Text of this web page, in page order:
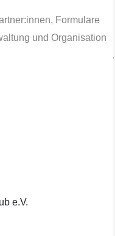
Formulare
und Organisation
e.V.
unterstützen möchten,
überweisen. Mit
Veranstaltungen und
und das Miteinander